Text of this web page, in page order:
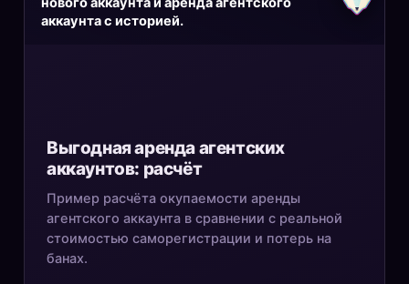
аккаунта с историей.
Выгодная аренда агентских
аккаунтов: расчёт
Пример расчёта окупаемости аренды
агентского аккаунта в сравнении с реальной
стоимостью саморегистрации и потерь на
банах.